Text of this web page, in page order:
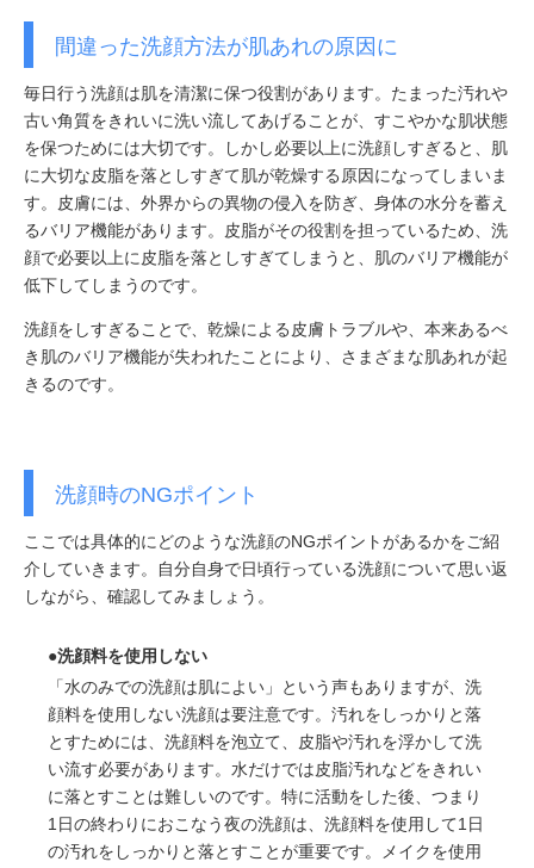
間違った洗顔方法が肌あれの原因に
毎日行う洗顔は肌を清潔に保つ役割があります。たまった汚れや
古い角質をきれいに洗い流してあげることが、すこやかな肌状態
を保つためには大切です。しかし必要以上に洗顔しすぎると、肌
に大切な皮脂を落としすぎて肌が乾燥する原因になってしまいま
す。皮膚には、外界からの異物の侵入を防ぎ、身体の水分を蓄え
るバリア機能があります。皮脂がその役割を担っているため、洗
顔で必要以上に皮脂を落としすぎてしまうと、肌のバリア機能が
低下してしまうのです。
洗顔をしすぎることで、乾燥による皮膚トラブルや、本来あるべ
き肌のバリア機能が失われたことにより、さまざまな肌あれが起
きるのです。
洗顔時のNGポイント
ここでは具体的にどのような洗顔のNGポイントがあるかをご紹
介していきます。自分自身で日頃行っている洗顔について思い返
しながら、確認してみましょう。
●洗顔料を使用しない
「水のみでの洗顔は肌によい」という声もありますが、洗
顔料を使用しない洗顔は要注意です。汚れをしっかりと落
とすためには、洗顔料を泡立て、皮脂や汚れを浮かして洗
い流す必要があります。水だけでは皮脂汚れなどをきれい
に落とすことは難しいのです。特に活動をした後、つまり
1日の終わりにおこなう夜の洗顔は、洗顔料を使用して1日
の汚れをしっかりと落とすことが重要です。メイクを使用